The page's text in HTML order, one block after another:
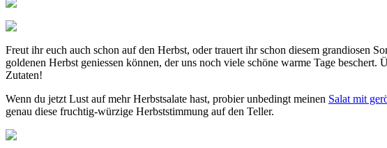
Freut ihr euch auch schon auf den Herbst, oder trauert ihr schon diesem grandiosen
goldenen Herbst geniessen können, der uns noch viele schöne warme Tage
Zutaten!
Wenn du jetzt Lust auf mehr Herbstsalate hast, probier unbedingt meinen Salat mit
genau diese fruchtig-würzige Herbststimmung auf den Teller.